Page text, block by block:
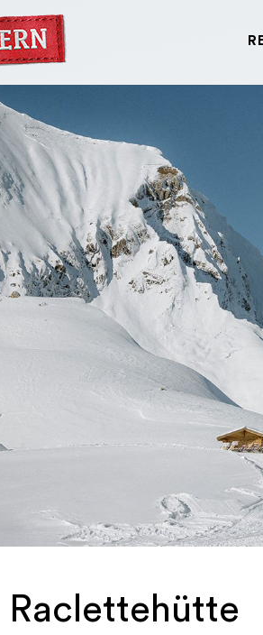
Raclettehütte